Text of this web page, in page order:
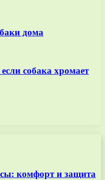
дома
собака хромает
комфорт и защита